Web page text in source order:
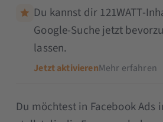
Du kannst dir 121WATT-
Google-Suche jetzt
lassen.
Jetzt aktivierenMehr erfahren
Du möchtest in Facebook Ads